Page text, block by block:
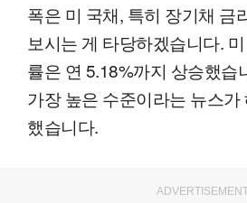
폭은 미 국채, 특히 장기채 금
보시는 게 타당하겠습니다.
률은 연 5.18%까지 상승했습
가장 높은 수준이라는 뉴스가
했습니다.